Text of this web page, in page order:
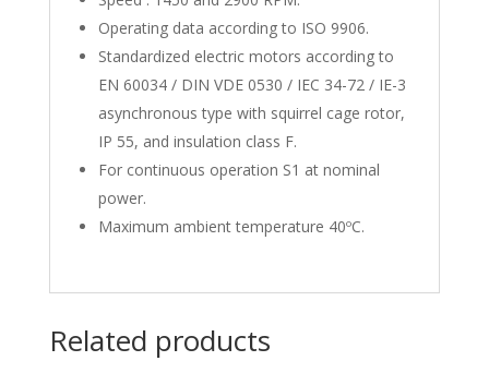
Operating data according to ISO 9906.
Standardized electric motors according to
EN 60034 / DIN VDE 0530 / IEC 34-72 / IE-3
asynchronous type with squirrel cage rotor,
IP 55, and insulation class F.
For continuous operation S1 at nominal
power.
Maximum ambient temperature 40ºC.
Related products